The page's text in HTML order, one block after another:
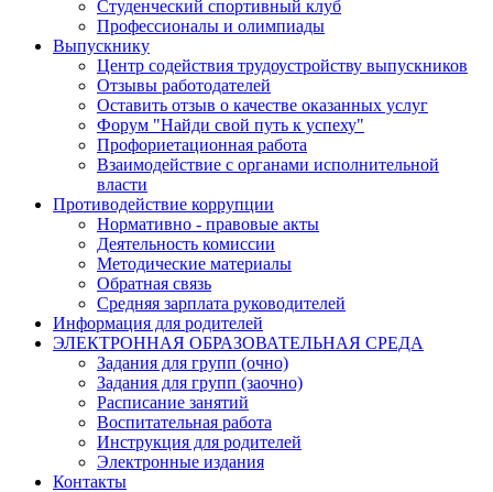
Студенческий спортивный клуб
Профессионалы и олимпиады
Выпускнику
Центр содействия трудоустройству выпускников
Отзывы работодателей
Оставить отзыв о качестве оказанных услуг
Форум "Найди свой путь к успеху"
Профориетационная работа
Взаимодействие с органами исполнительной
власти
Противодействие коррупции
Нормативно - правовые акты
Деятельность комиссии
Методические материалы
Обратная связь
Средняя зарплата руководителей
Информация для родителей
ЭЛЕКТРОННАЯ ОБРАЗОВАТЕЛЬНАЯ СРЕДА
Задания для групп (очно)
Задания для групп (заочно)
Расписание занятий
Воспитательная работа
Инструкция для родителей
Электронные издания
Контакты